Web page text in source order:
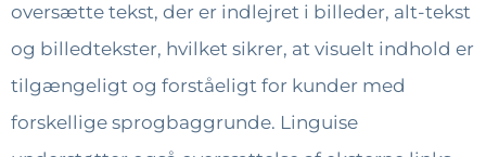
oversætte tekst, der er indlejret i billeder, alt-tekst
og billedtekster, hvilket sikrer, at visuelt indhold er
tilgængeligt og forståeligt for kunder med
forskellige sprogbaggrunde. Linguise